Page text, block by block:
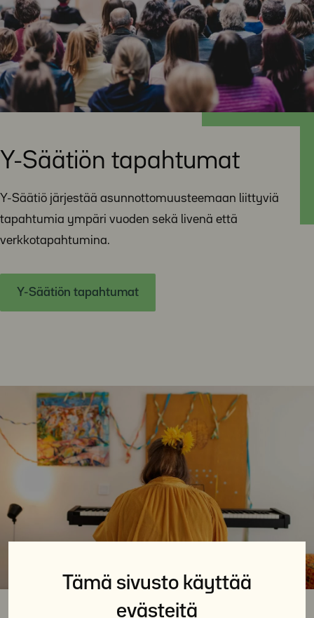
Tämä sivusto käyttää
evästeitä
Y-Säätiön tapahtumat
Y-Säätiö järjestää asunnottomuusteemaan liittyviä
tapahtumia ympäri vuoden sekä livenä että
verkkotapahtumina.
Y-Säätiön tapahtumat